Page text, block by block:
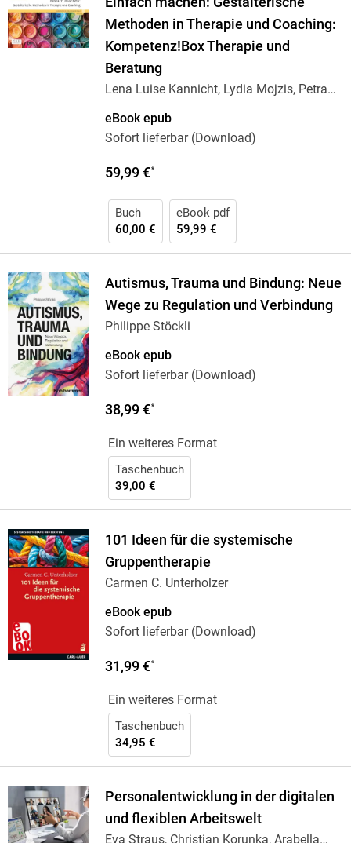
Methoden in Therapie und Coaching:
Kompetenz!Box Therapie und
Beratung
Lena Luise Kannicht, Lydia Mojzis, Petra
eBook epub
Sofort lieferbar (Download)
59,99 €*
Buch
60,00 €
eBook pdf
59,99 €
Autismus, Trauma und Bindung: Neue
Wege zu Regulation und Verbindung
Philippe Stöckli
eBook epub
Sofort lieferbar (Download)
38,99 €*
Ein weiteres Format
Taschenbuch
39,00 €
101 Ideen für die systemische
Gruppentherapie
Carmen C. Unterholzer
eBook epub
Sofort lieferbar (Download)
31,99 €*
Ein weiteres Format
Taschenbuch
34,95 €
Personalentwicklung in der digitalen
und flexiblen Arbeitswelt
Eva Straus, Christian Korunka, Arabella